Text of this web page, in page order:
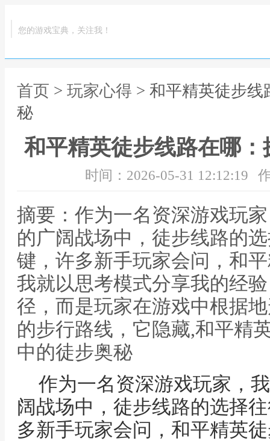
您的游戏宝典，关注我！
首页 > 玩家心得 > 和平精英徒步
秘
和平精英徒步线路在哪
时间：2026-05-31 12:12:19
摘要：作为一名资深游戏玩
的广阔战场中，徒步线路的
键，许多新手玩家会问，和
我就以思考模式分享我的经
径，而是玩家在游戏中根据
的步行路线，它隐藏,和平精
中的徒步奥秘
作为一名资深游戏玩家，
阔战场中，徒步线路的选择
多新手玩家会问，和平精英